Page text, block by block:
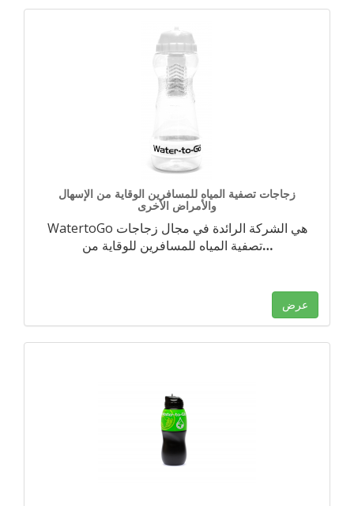
زجاجات تصفية المياه للمسافرين الوقاية من الإسهال
والأمراض الأخرى
WatertoGo هي الشركة الرائدة في مجال زجاجات
تصفية المياه للمسافرين للوقاية من…
عرض